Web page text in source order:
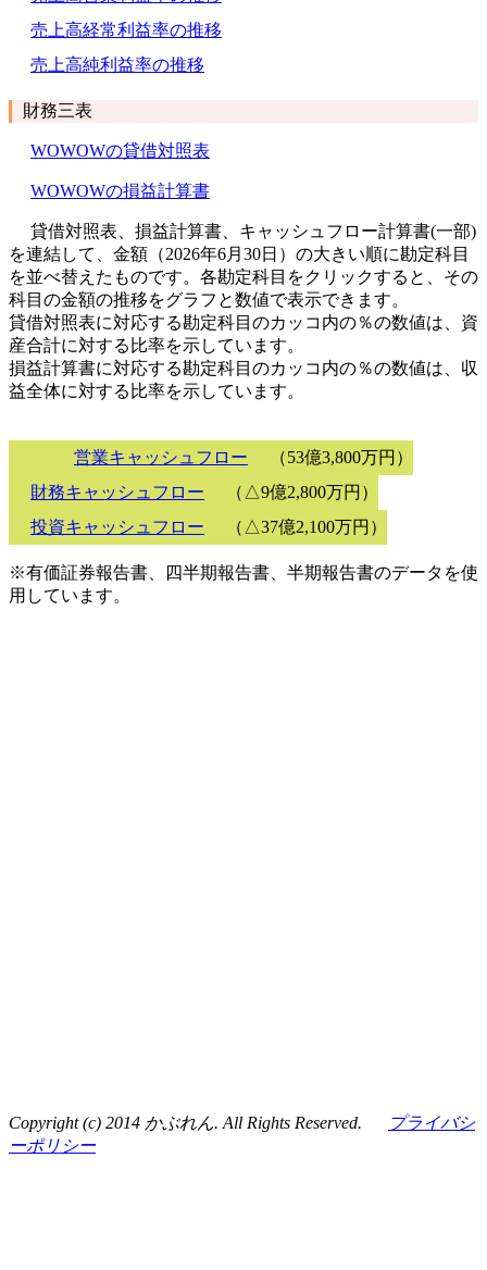
売上高経常利益率の推移
売上高純利益率の推移
財務三表
WOWOWの貸借対照表
WOWOWの損益計算書
貸借対照表、損益計算書、キャッシュフロー計算書(一部)
を連結して、金額（2026年6月30日）の大きい順に勘定科目
を並べ替えたものです。各勘定科目をクリックすると、その
科目の金額の推移をグラフと数値で表示できます。
貸借対照表に対応する勘定科目のカッコ内の％の数値は、資
産合計に対する比率を示しています。
損益計算書に対応する勘定科目のカッコ内の％の数値は、収
益全体に対する比率を示しています。
営業キャッシュフロー
（53億3,800万円）
財務キャッシュフロー
（△9億2,800万円）
投資キャッシュフロー
（△37億2,100万円）
※有価証券報告書、四半期報告書、半期報告書のデータを使
用しています。
Copyright (c) 2014 かぶれん. All Rights Reserved.
プライバシ
ーポリシー